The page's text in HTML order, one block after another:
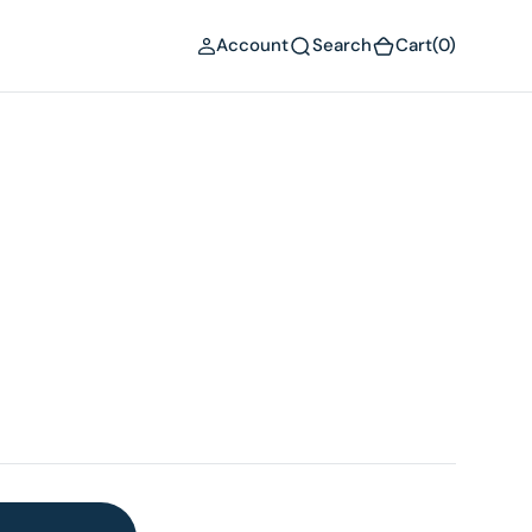
Account Search Cart(0)